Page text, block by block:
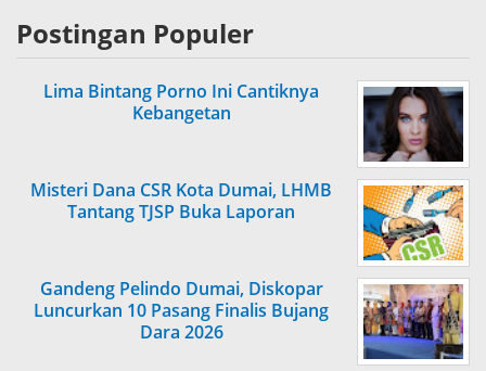
Postingan Populer
Lima Bintang Porno Ini Cantiknya
Kebangetan
Misteri Dana CSR Kota Dumai, LHMB
Tantang TJSP Buka Laporan
Gandeng Pelindo Dumai, Diskopar
Luncurkan 10 Pasang Finalis Bujang
Dara 2026